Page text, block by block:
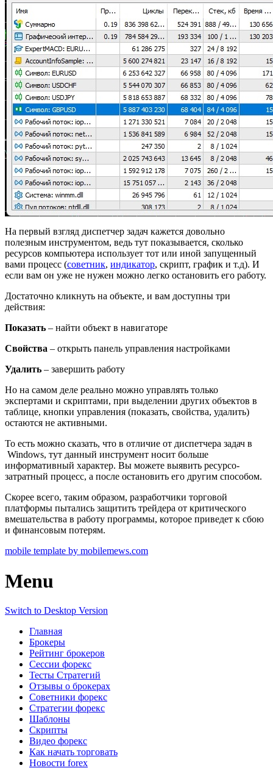
На первый взгляд диспетчер задач кажется довольно
полезным инструментом, ведь тут показывается, сколько
ресурсов компьютера использует тот или иной запущенный
вами процесс (советник, индикатор, скрипт, график и т.д). И
если вам он уже не нужен можно легко остановить его работу.
Достаточно кликнуть на объекте, и вам доступны три
действия:
Показать – найти объект в навигаторе
Свойства – открыть панель управления настройками
Удалить – завершить работу
Но на самом деле реально можно управлять только
экспертами и скриптами, при выделении других объектов в
таблице, кнопки управления (показать, свойства, удалить)
остаются не активными.
То есть можно сказать, что в отличие от диспетчера задач в
Windows, тут данный инструмент носит больше
информативный характер. Вы можете выявить ресурсо-
затратный процесс, а после остановить его другим способом.
Скорее всего, таким образом, разработчики торговой
платформы пытались защитить трейдера от критического
вмешательства в работу программы, которое приведет к сбою
и финансовым потерям.
mobile template by mobilemews.com
Menu
Switch to Desktop Version
Главная
Брокеры
Рейтинг брокеров
Сессии форекс
Тесты Стратегий
Отзывы о брокерах
Советники форекс
Стратегии форекс
Шаблоны
Скрипты
Видео форекс
Как начать торговать
Новости forex